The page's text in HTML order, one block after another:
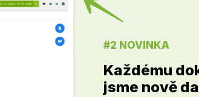
#2 NOVINKA
Každému
jsme nově